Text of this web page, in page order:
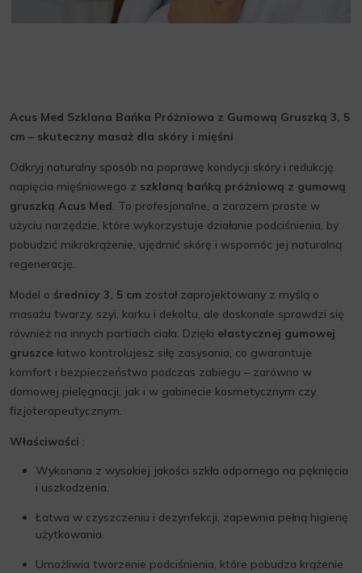
Acus Med Szklana Bańka Próżniowa z Gumową Gruszką 3, 5
cm – skuteczny masaż dla skóry i mięśni
Odkryj naturalny sposób na poprawę kondycji skóry i redukcję
napięcia mięśniowego z szklaną bańką próżniową z gumową
gruszką Acus Med. To profesjonalne, a zarazem proste w
użyciu narzędzie, które wykorzystuje działanie podciśnienia, by
pobudzić mikrokrążenie, ujędrnić skórę i wspomóc jej naturalną
regenerację.
Model o średnicy 3, 5 cm został zaprojektowany z myślą o
masażu twarzy, szyi, karku i dekoltu, ale doskonale sprawdzi się
również na innych partiach ciała. Dzięki elastycznej gumowej
gruszce łatwo kontrolujesz siłę zasysania, co gwarantuje
komfort i bezpieczeństwo podczas zabiegu – zarówno w
domowej pielęgnacji, jak i w gabinecie kosmetycznym czy
fizjoterapeutycznym.
Właściwości :
Wykonana z wysokiej jakości szkła odpornego na pęknięcia
i uszkodzenia.
Łatwa w czyszczeniu i dezynfekcji, zapewnia pełną higienę
użytkowania.
Umożliwia tworzenie podciśnienia, które pobudza krążenie